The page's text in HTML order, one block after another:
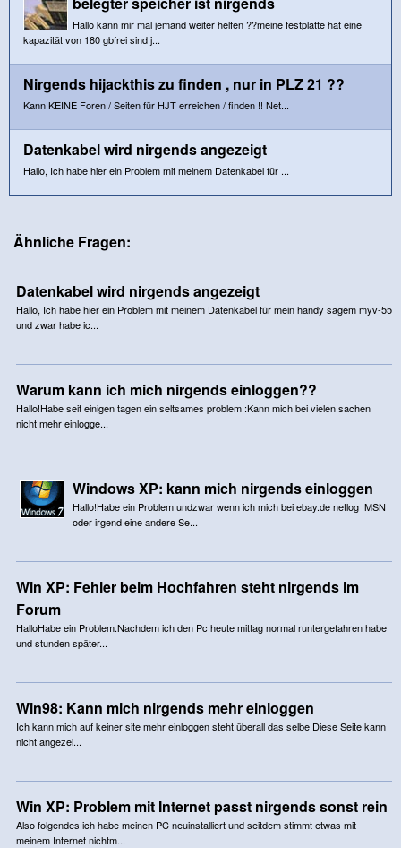
Hallo kann mir mal jemand weiter helfen ??meine festplatte hat eine
kapazität von 180 gbfrei sind j...
Nirgends hijackthis zu finden , nur in PLZ 21 ??
Kann KEINE Foren / Seiten für HJT erreichen / finden !! Net...
Datenkabel wird nirgends angezeigt
Hallo, Ich habe hier ein Problem mit meinem Datenkabel für ...
Ähnliche Fragen:
Datenkabel wird nirgends angezeigt
Hallo, Ich habe hier ein Problem mit meinem Datenkabel für mein handy sagem myv-55
und zwar habe ic...
Warum kann ich mich nirgends einloggen??
Hallo!Habe seit einigen tagen ein seltsames problem :Kann mich bei vielen sachen
nicht mehr einlogge...
Windows XP: kann mich nirgends einloggen
Hallo!Habe ein Problem undzwar wenn ich mich bei ebay.de netlog MSN
oder irgend eine andere Se...
Win XP: Fehler beim Hochfahren steht nirgends im
Forum
HalloHabe ein Problem.Nachdem ich den Pc heute mittag normal runtergefahren habe
und stunden später...
Win98: Kann mich nirgends mehr einloggen
Ich kann mich auf keiner site mehr einloggen steht überall das selbe Diese Seite kann
nicht angezei...
Win XP: Problem mit Internet passt nirgends sonst rein
Also folgendes ich habe meinen PC neuinstalliert und seitdem stimmt etwas mit
meinem Internet nichtm...